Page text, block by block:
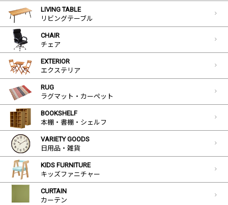
LIVING TABLE
リビングテーブル
CHAIR
チェア
EXTERIOR
エクステリア
RUG
ラグマット・カーペット
BOOKSHELF
本棚・書棚・シェルフ
VARIETY GOODS
日用品・雑貨
KIDS FURNITURE
キッズファニチャー
CURTAIN
カーテン